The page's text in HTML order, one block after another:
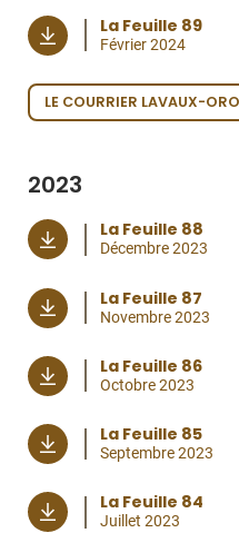
La Feuille 89
Février 2024
LE COURRIER LAVAUX-
2023
La Feuille 88
Décembre 2023
La Feuille 87
Novembre 2023
La Feuille 86
Octobre 2023
La Feuille 85
Septembre 2023
La Feuille 84
Juillet 2023